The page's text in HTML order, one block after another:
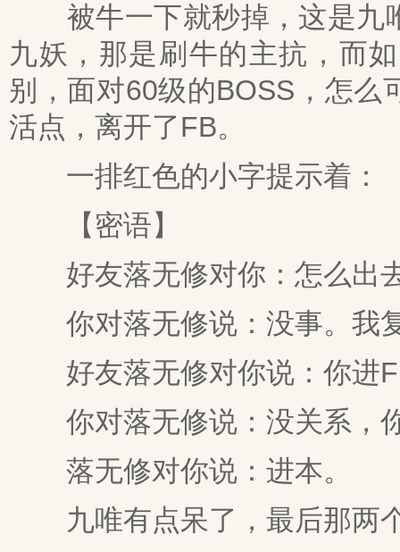
被牛一下就秒掉，这是九
九妖，那是刷牛的主抗，而
别，面对60级的BOSS，怎么
活点，离开了FB。
一排红色的小字提示着：
【密语】
好友落无修对你：怎么出
你对落无修说：没事。我
好友落无修对你说：你进
你对落无修说：没关系，
落无修对你说：进本。
九唯有点呆了，最后那两